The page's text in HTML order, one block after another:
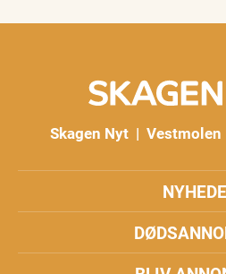
Skagen Nyt |